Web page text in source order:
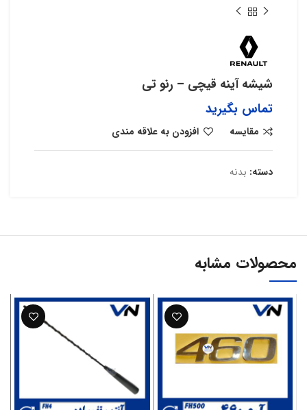
شیشه آینه قیچی – رنو تی
تماس بگیرید
مقایسه افزودن به علاقه مندی
دسته: بدنه
محصولات مشابه